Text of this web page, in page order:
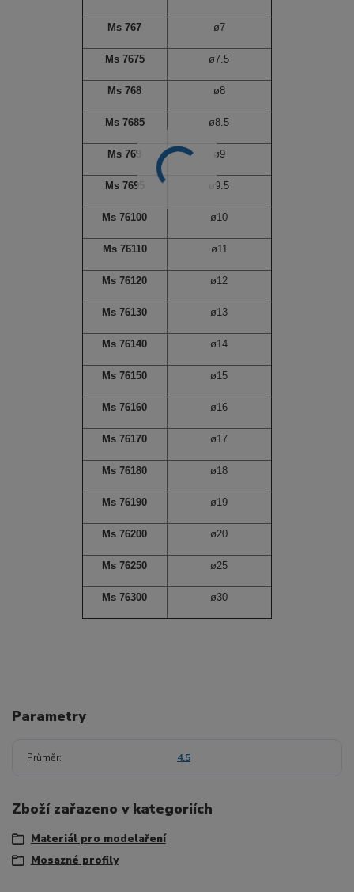
Ms 767 ø7
Ms 7675 ø7.5
Ms 768 ø8
Ms 7685 ø8.5
Ms 769 ø9
Ms 7695 ø9.5
Ms 76100 ø10
Ms 76110 ø11
Ms 76120 ø12
Ms 76130 ø13
Ms 76140 ø14
Ms 76150 ø15
Ms 76160 ø16
Ms 76170 ø17
Ms 76180 ø18
Ms 76190 ø19
Ms 76200 ø20
Ms 76250 ø25
Ms 76300 ø30
Parametry
Průměr 4.5
Zboží zařazeno v kategoriích
Materiál pro modelaření
Mosazné profily